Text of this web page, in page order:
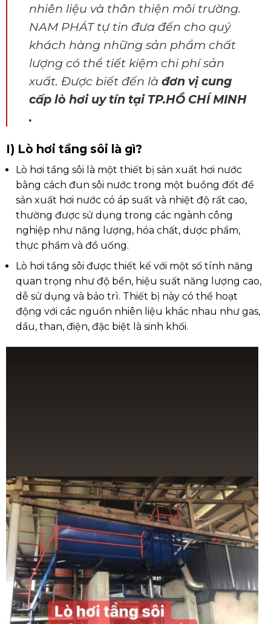
nhiên liệu và thân thiện môi trường.
NAM PHÁT tự tin đưa đến cho quý
khách hàng những sản phẩm chất
lượng có thể tiết kiệm chi phí sản
xuất. Được biết đến là đơn vị cung
cấp lò hơi uy tín tại TP.HỒ CHÍ MINH
.
I) Lò hơi tầng sôi là gì?
Lò hơi tầng sôi là một thiết bị sản xuất hơi nước
bằng cách đun sôi nước trong một buồng đốt để
sản xuất hơi nước có áp suất và nhiệt độ rất cao,
thường được sử dụng trong các ngành công
nghiệp như năng lượng, hóa chất, dược phẩm,
thực phẩm và đồ uống.
Lò hơi tầng sôi được thiết kế với một số tính năng
quan trọng như độ bền, hiệu suất năng lượng cao,
dễ sử dụng và bảo trì. Thiết bị này có thể hoạt
động với các nguồn nhiên liệu khác nhau như gas,
dầu, than, điện, đặc biệt là sinh khối.